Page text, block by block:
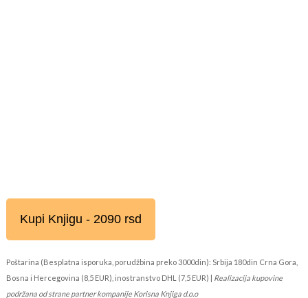
Kupi Knjigu - 2090 rsd
Poštarina (Besplatna isporuka, porudžbina preko 3000din): Srbija 180din Crna Gora,
Bosna i Hercegovina (8,5 EUR), inostranstvo DHL (7,5 EUR) | Realizacija kupovine
podržana od strane partner kompanije Korisna Knjiga d.o.o